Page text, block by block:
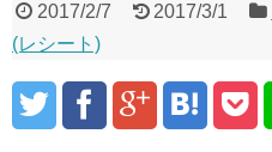
2017/2/7 2017/3/1
(レシート)